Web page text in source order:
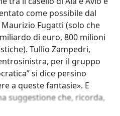
come possibile dal
Fugatti (solo che
di euro, 800 milioni
Tullio Zampedri,
per il gruppo
si dice persino
a queste fantasie». E
suggestione che, ricorda,